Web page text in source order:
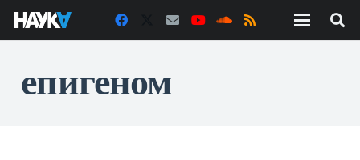
епигеном